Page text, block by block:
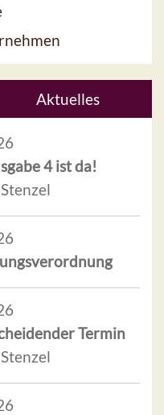
Aktuelles
4 ist da!
Termin